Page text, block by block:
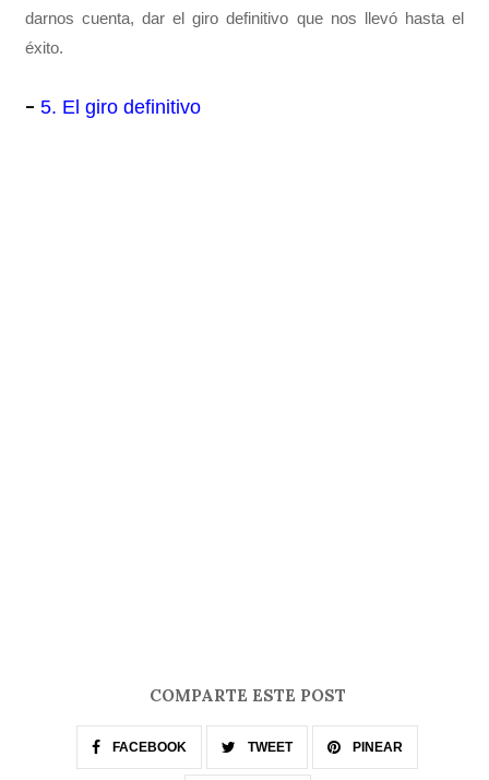
darnos cuenta, dar el giro definitivo que nos llevó hasta el
éxito.
-5. El giro definitivo
COMPARTE ESTE POST
FACEBOOK TWEET PINEAR